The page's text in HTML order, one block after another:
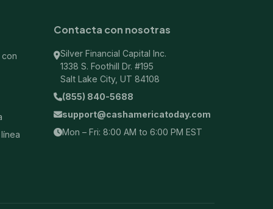
con
Contacta con nosotras
Silver Financial Capital Inc.
1338 S. Foothill Dr. #195
Salt Lake City, UT 84108
(855) 840-5688
support@cashamericatoday.com
Mon – Fri: 8:00 AM to 6:00 PM EST